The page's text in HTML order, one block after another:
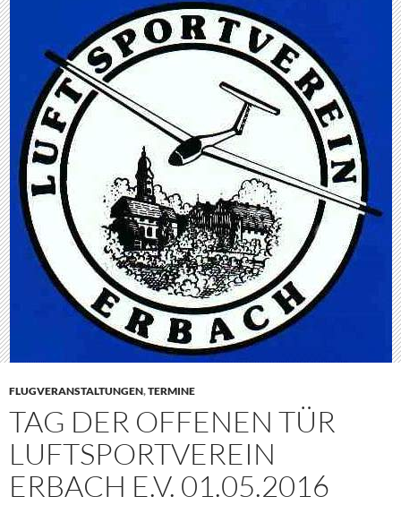
FLUGVERANSTALTUNGEN,TERMINE
TAG DER OFFENEN TÜR
LUFTSPORTVEREIN
ERBACH E.V. 01.05.2016